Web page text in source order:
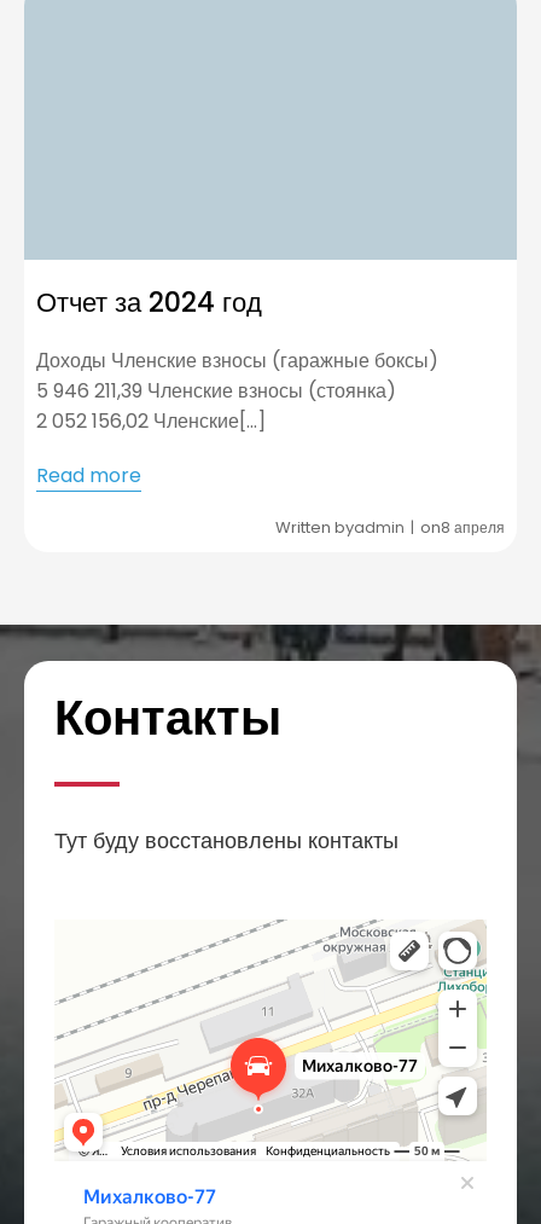
Отчет за 2024 год
Доходы Членские взносы (гаражные боксы)
5 946 211,39 Членские взносы (стоянка)
2 052 156,02 Членские[…]
Read more
Written byadmin | on8 апреля
Контакты
Тут буду восстановлены контакты
Гаражный кооператив в Москве